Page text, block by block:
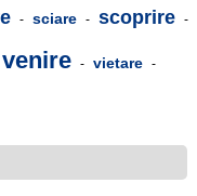
- sciare - scoprire -
venire - vietare -